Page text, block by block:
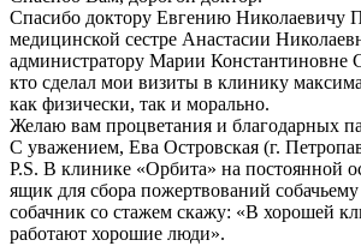
Спасибо доктору Евгению Николаевичу
медицинской сестре Анастасии
администратору Марии Константиновне
кто сделал мои визиты в клинику
как физически, так и морально.
Желаю вам процветания и благодарных
С уважением, Ева Островская (г.
P.S. В клинике «Орбита» на постоянной
ящик для сбора пожертвований
собачник со стажем скажу: «В хорошей
работают хорошие люди».